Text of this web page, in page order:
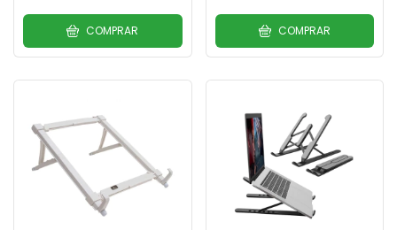
COMPRAR COMPRAR